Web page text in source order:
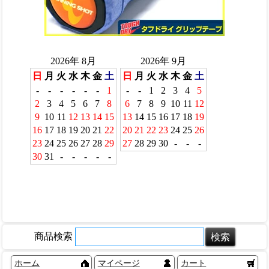
商品検索
ホーム マイページ カート